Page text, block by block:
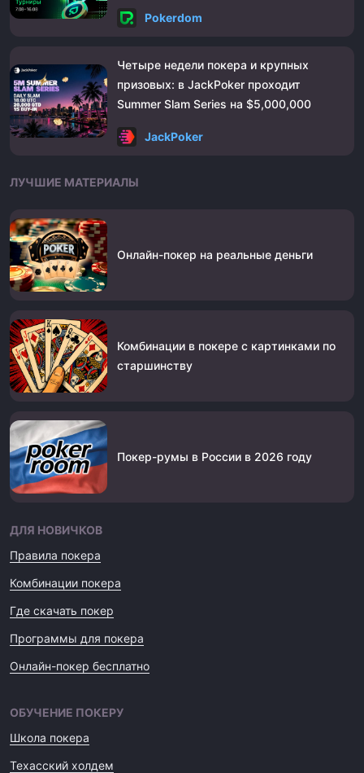
Pokerdom
Четыре недели покера и крупных
призовых: в JackPoker проходит
Summer Slam Series на $5,000,000
JackPoker
ЛУЧШИЕ МАТЕРИАЛЫ
Онлайн-покер на реальные деньги
Комбинации в покере с картинками по
старшинству
Покер-румы в России в 2026 году
ДЛЯ НОВИЧКОВ
Правила покера
Комбинации покера
Где скачать покер
Программы для покера
Онлайн-покер бесплатно
ОБУЧЕНИЕ ПОКЕРУ
Школа покера
Техасский холдем